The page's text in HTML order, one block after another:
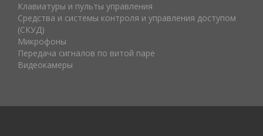
Клавиатуры и пульты управления
Средства и системы контроля и управления доступом
(СКУД)
Микрофоны
Передача сигналов по витой паре
Видеокамеры